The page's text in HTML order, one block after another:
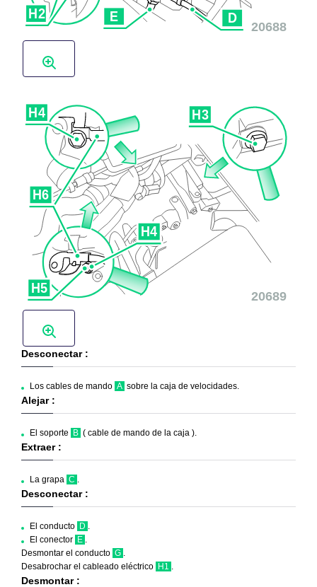
Desconectar :
Los cables de mando A sobre la caja de velocidades.
Alejar :
El soporte B ( cable de mando de la caja ).
Extraer :
La grapa C .
Desconectar :
El conducto D .
El conector E .
Desmontar el conducto G .
Desabrochar el cableado eléctrico H1 .
Desmontar :